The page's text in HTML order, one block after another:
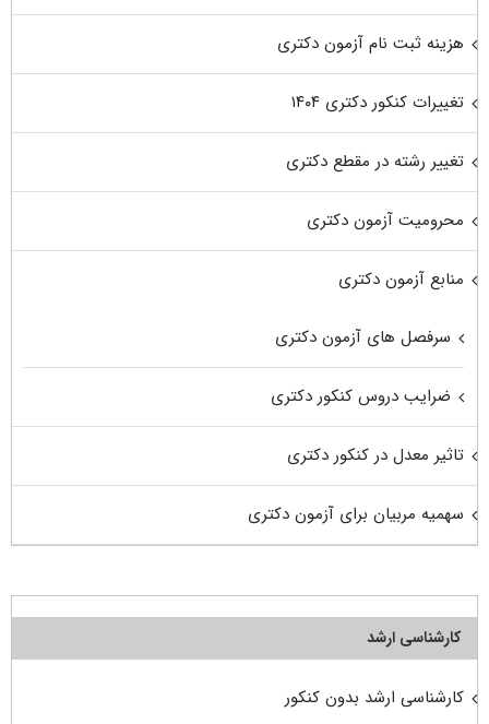
هزینه ثبت نام آزمون دکتری
تغییرات کنکور دکتری ۱۴۰۴
تغییر رشته در مقطع دکتری
محرومیت آزمون دکتری
منابع آزمون دکتری
سرفصل های آزمون دکتری
ضرایب دروس کنکور دکتری
تاثیر معدل در کنکور دکتری
سهمیه مربیان برای آزمون دکتری
کارشناسی ارشد
کارشناسی ارشد بدون کنکور